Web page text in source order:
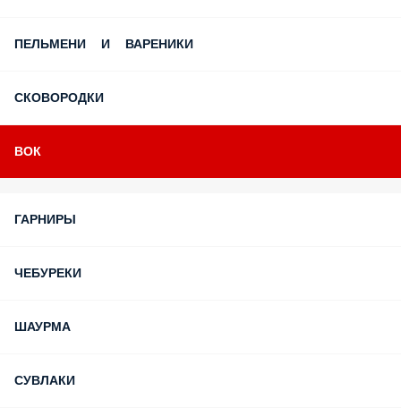
ПЕЛЬМЕНИ И ВАРЕНИКИ
СКОВОРОДКИ
ВОК
ГАРНИРЫ
ЧЕБУРЕКИ
ШАУРМА
СУВЛАКИ